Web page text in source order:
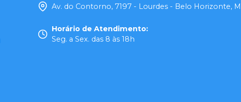
Av. do Contorno, 7197 - Lourdes - Belo Horizonte,
Horário de Atendimento:
Seg. a Sex. das 8 às 18h